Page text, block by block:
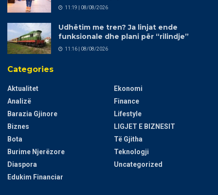
11:19 | 08/08/2026
Udhëtim me tren? Ja linjat ende
funksionale dhe plani për “rilindje”
11:16 | 08/08/2026
Categories
Aktualitet
Analizë
Barazia Gjinore
Biznes
Bota
Burime Njerëzore
Diaspora
Edukim Financiar
Ekonomi
Finance
Lifestyle
LIGJET E BIZNESIT
Të Gjitha
Teknologji
Uncategorized